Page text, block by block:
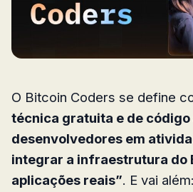
O Bitcoin Coders se define
técnica gratuita e de código
desenvolvedores em
integrar a infraestrutura do
aplicações reais”. E vai